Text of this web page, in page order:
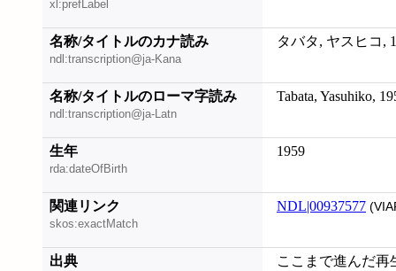
xl:prefLabel
名称/タイトルのカナ読み
ndl:transcription@ja-Kana
タバタ, ヤスヒコ,
名称/タイトルのローマ字読み
ndl:transcription@ja-Latn
Tabata, Yasuhiko,
生年
rda:dateOfBirth
1959
関連リンク
skos:exactMatch
NDL|00937577
出典
ここまで進んだ再